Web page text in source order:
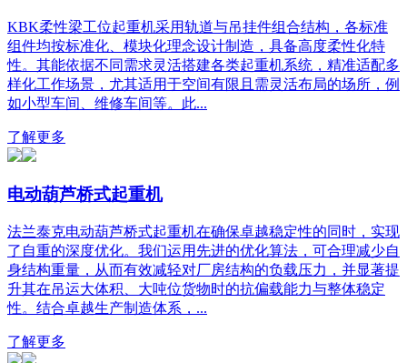
KBK柔性梁工位起重机采用轨道与吊挂件组合结构，各标准
组件均按标准化、模块化理念设计制造，具备高度柔性化特
性。其能依据不同需求灵活搭建各类起重机系统，精准适配多
样化工作场景，尤其适用于空间有限且需灵活布局的场所，例
如小型车间、维修车间等。此...
了解更多
电动葫芦桥式起重机
法兰泰克电动葫芦桥式起重机在确保卓越稳定性的同时，实现
了自重的深度优化。我们运用先进的优化算法，可合理减少自
身结构重量，从而有效减轻对厂房结构的负载压力，并显著提
升其在吊运大体积、大吨位货物时的抗偏载能力与整体稳定
性。结合卓越生产制造体系，...
了解更多